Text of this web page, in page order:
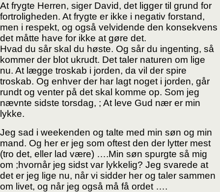
At frygte Herren, siger David, det ligger til grund for
fortroligheden. At frygte er ikke i negativ forstand,
men i respekt, og også velvidende den konsekvens
det måtte have for ikke at gøre det.
Hvad du sår skal du høste. Og sår du ingenting, så
kommer der blot ukrudt. Det taler naturen om lige
nu. At lægge troskab i jorden, da vil der spire
troskab. Og enhver der har lagt noget i jorden, går
rundt og venter på det skal komme op. Som jeg
nævnte sidste torsdag, ; At leve Gud nær er min
lykke.
Jeg sad i weekenden og talte med min søn og min
mand. Og her er jeg som oftest den der lytter mest
(tro det, eller lad være) ….Min søn spurgte så mig
om ;hvornår jeg sidst var lykkelig? Jeg svarede at
det er jeg lige nu, når vi sidder her og taler sammen
om livet, og når jeg også må få ordet ….